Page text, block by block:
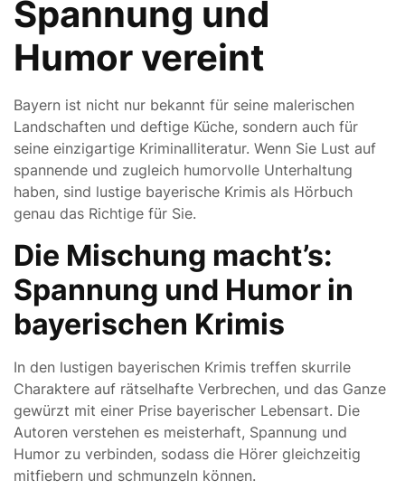
Spannung und
Humor vereint
Bayern ist nicht nur bekannt für seine malerischen
Landschaften und deftige Küche, sondern auch für
seine einzigartige Kriminalliteratur. Wenn Sie Lust auf
spannende und zugleich humorvolle Unterhaltung
haben, sind lustige bayerische Krimis als Hörbuch
genau das Richtige für Sie.
Die Mischung macht’s:
Spannung und Humor in
bayerischen Krimis
In den lustigen bayerischen Krimis treffen skurrile
Charaktere auf rätselhafte Verbrechen, und das Ganze
gewürzt mit einer Prise bayerischer Lebensart. Die
Autoren verstehen es meisterhaft, Spannung und
Humor zu verbinden, sodass die Hörer gleichzeitig
mitfiebern und schmunzeln können.